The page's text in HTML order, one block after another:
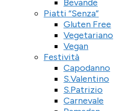
Bevande
Piatti “Senza”
Gluten Free
Vegetariano
Vegan
Festività
Capodanno
S.Valentino
S.Patrizio
Carnevale